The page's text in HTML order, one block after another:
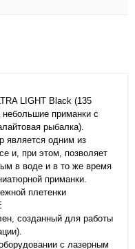
LIGHT Black (135
приманки с
рыбалка).
является одним из
и, при этом, позволяет
в воде и в то же время
приманки.
плетенки
созданный для работы
с лазерным